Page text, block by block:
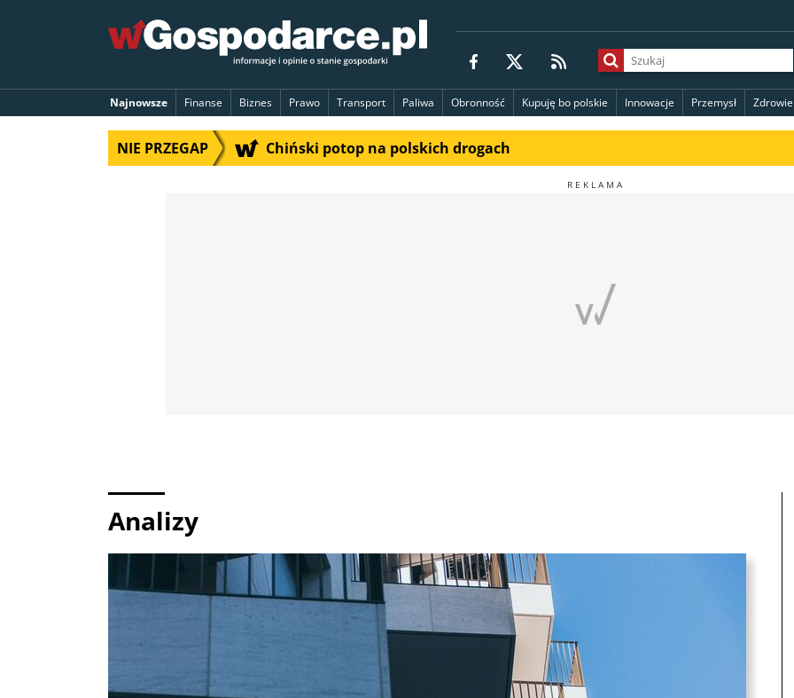
Najnowsze Finanse Biznes Prawo Transport Paliwa Obronność Kupuję bo polskie Innowacje Przemysł Zdrowie
NIE PRZEGAP Chiński potop na polskich drogach
Analizy